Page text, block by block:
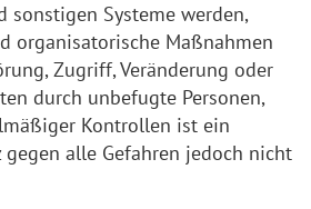
sonstigen Systeme werden,
organisatorische Maßnahmen
Zugriff, Veränderung oder
durch unbefugte Personen,
Kontrollen ist ein
alle Gefahren jedoch nicht